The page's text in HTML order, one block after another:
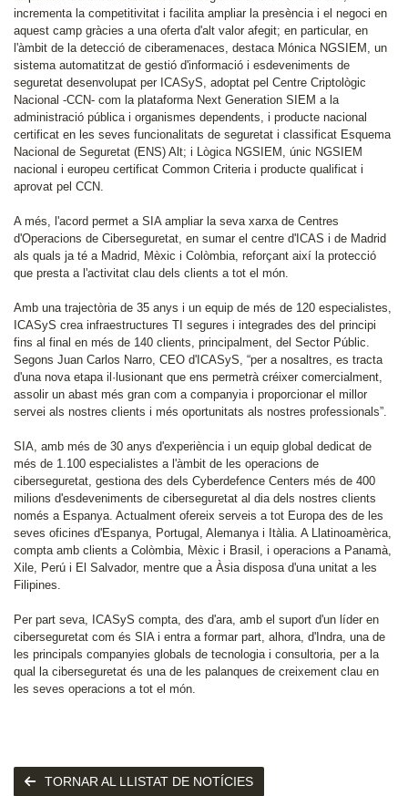
incrementa la competitivitat i facilita ampliar la presència i el negoci en
aquest camp gràcies a una oferta d'alt valor afegit; en particular, en
l'àmbit de la detecció de ciberamenaces, destaca Mónica NGSIEM, un
sistema automatitzat de gestió d'informació i esdeveniments de
seguretat desenvolupat per ICASyS, adoptat pel Centre Criptològic
Nacional -CCN- com la plataforma Next Generation SIEM a la
administració pública i organismes dependents, i producte nacional
certificat en les seves funcionalitats de seguretat i classificat Esquema
Nacional de Seguretat (ENS) Alt; i Lògica NGSIEM, únic NGSIEM
nacional i europeu certificat Common Criteria i producte qualificat i
aprovat pel CCN.
A més, l'acord permet a SIA ampliar la seva xarxa de Centres
d'Operacions de Ciberseguretat, en sumar el centre d'ICAS i de Madrid
als quals ja té a Madrid, Mèxic i Colòmbia, reforçant així la protecció
que presta a l'activitat clau dels clients a tot el món.
Amb una trajectòria de 35 anys i un equip de més de 120 especialistes,
ICASyS crea infraestructures TI segures i integrades des del principi
fins al final en més de 140 clients, principalment, del Sector Públic.
Segons Juan Carlos Narro, CEO d'ICASyS, “per a nosaltres, es tracta
d'una nova etapa il·lusionant que ens permetrà créixer comercialment,
assolir un abast més gran com a companyia i proporcionar el millor
servei als nostres clients i més oportunitats als nostres professionals”.
SIA, amb més de 30 anys d'experiència i un equip global dedicat de
més de 1.100 especialistes a l'àmbit de les operacions de
ciberseguretat, gestiona des dels Cyberdefence Centers més de 400
milions d'esdeveniments de ciberseguretat al dia dels nostres clients
només a Espanya. Actualment ofereix serveis a tot Europa des de les
seves oficines d'Espanya, Portugal, Alemanya i Itàlia. A Llatinoamèrica,
compta amb clients a Colòmbia, Mèxic i Brasil, i operacions a Panamà,
Xile, Perú i El Salvador, mentre que a Àsia disposa d'una unitat a les
Filipines.
Per part seva, ICASyS compta, des d'ara, amb el suport d'un líder en
ciberseguretat com és SIA i entra a formar part, alhora, d'Indra, una de
les principals companyies globals de tecnologia i consultoria, per a la
qual la ciberseguretat és una de les palanques de creixement clau en
les seves operacions a tot el món.
TORNAR AL LLISTAT DE NOTÍCIES